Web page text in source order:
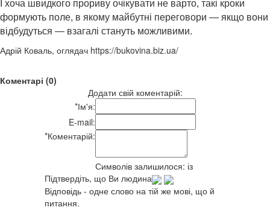
І хоча швидкого прориву очікувати не варто, такі кроки
формують поле, в якому майбутні переговори — якщо вони
відбудуться — взагалі стануть можливими.
Адрій Коваль, оглядач https://bukovina.biz.ua/
Коментарі (0)
Додати свій коментарій:
*Ім'я:
E-mail:
*Коментарій:
Символів залишилося: із
Підтвердіть, що Ви людина
Відповідь - одне слово на тій же мові, що й
питання.